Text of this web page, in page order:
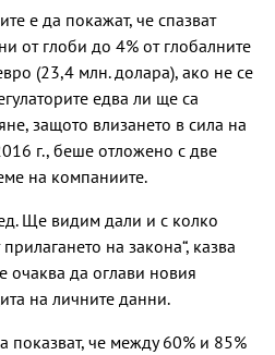
е да покажат, че спазват
от глоби до 4% от глобалните
(23,4 млн. долара), ако не се
едва ли ще са
защото влизането в сила на
г., беше отложено с две
на компаниите.
Ще видим дали и с колко
на закона“, казва
очаква да оглави новия
на личните данни.
показват, че между 60% и 85%